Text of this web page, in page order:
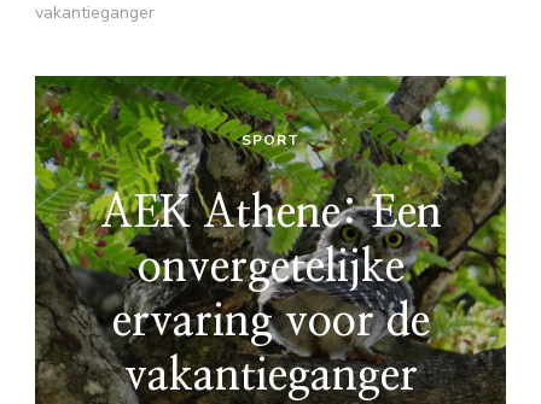
vakantieganger
SPORT
AEK Athene: Een
onvergetelijke
ervaring voor de
vakantieganger